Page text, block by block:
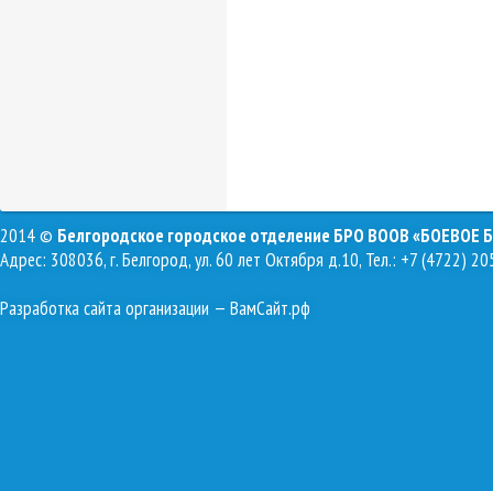
2014 © Белгородское городское отделение БРО ВООВ «БОЕВОЕ
Адрес: 308036, г. Белгород, ул. 60 лет Октября д.10, Тел.: +7 (4722)
Разработка сайта организации — ВамСайт.рф